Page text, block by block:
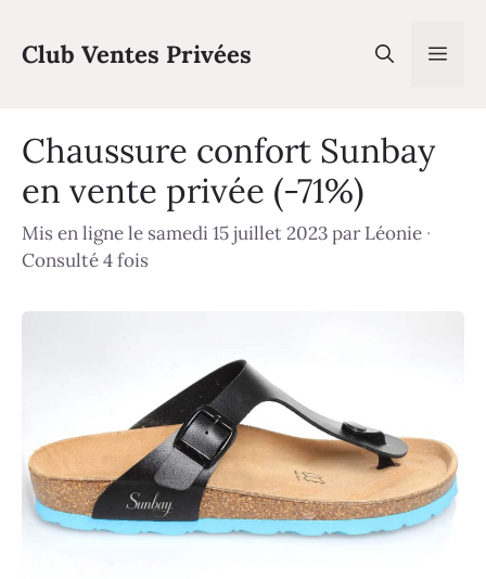
contenu
Club Ventes Privées
Chaussure confort Sunbay
en vente privée (-71%)
Mis en ligne le samedi 15 juillet 2023parLéonie ·
Consulté 4 fois